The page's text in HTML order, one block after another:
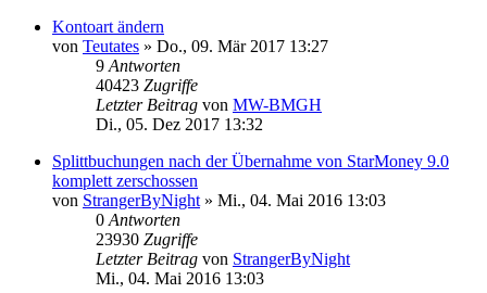
Kontoart ändern
von Teutates » Do., 09. Mär 2017 13:27
9 Antworten
40423 Zugriffe
Letzter Beitrag von MW-BMGH
Di., 05. Dez 2017 13:32
Splittbuchungen nach der Übernahme von StarMoney 9.0
komplett zerschossen
von StrangerByNight » Mi., 04. Mai 2016 13:03
0 Antworten
23930 Zugriffe
Letzter Beitrag von StrangerByNight
Mi., 04. Mai 2016 13:03